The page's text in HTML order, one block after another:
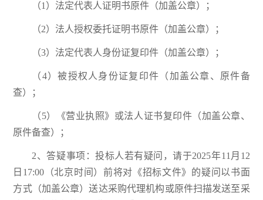
（1）法定代表人证明书原件（加盖公章）；
（2）法人授权委托证明书原件（加盖公章）；
（3）法定代表人身份证复印件（加盖公章）；
（4）被授权人身份证复印件（加盖公章、原件备
查）；
（5）《营业执照》或法人证书复印件（加盖公章、
原件备查）；
2、答疑事项：投标人若有疑问，请于2025年11月12
日17:00（北京时间）前将对《招标文件》的疑问以书面
方式（加盖公章）送达采购代理机构或原件扫描发送至采